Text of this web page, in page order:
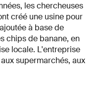
les chercheuses
créé une usine pour
à base de
chips de banane, en
locale. L'entreprise
supermarchés, aux